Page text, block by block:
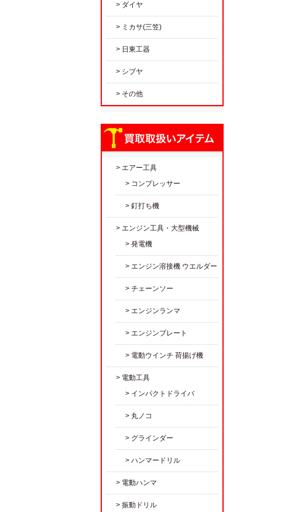
ダイヤ
ミカサ(三笠)
日東工器
シブヤ
その他
エアー工具
コンプレッサー
釘打ち機
エンジン工具・大型機械
発電機
エンジン溶接機 ウエルダー
チェーンソー
エンジンランマ
エンジンプレート
電動ウインチ 荷揚げ機
電動工具
インパクトドライバ
丸ノコ
グラインダー
ハンマードリル
電動ハンマ
振動ドリル